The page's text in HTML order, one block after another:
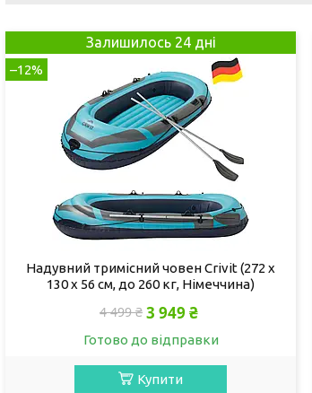
Залишилось 24 дні
–12%
Надувний тримісний човен Crivit (272 x
130 x 56 см, до 260 кг, Німеччина)
4 499 ₴ 3 949 ₴
Готово до відправки
Купити